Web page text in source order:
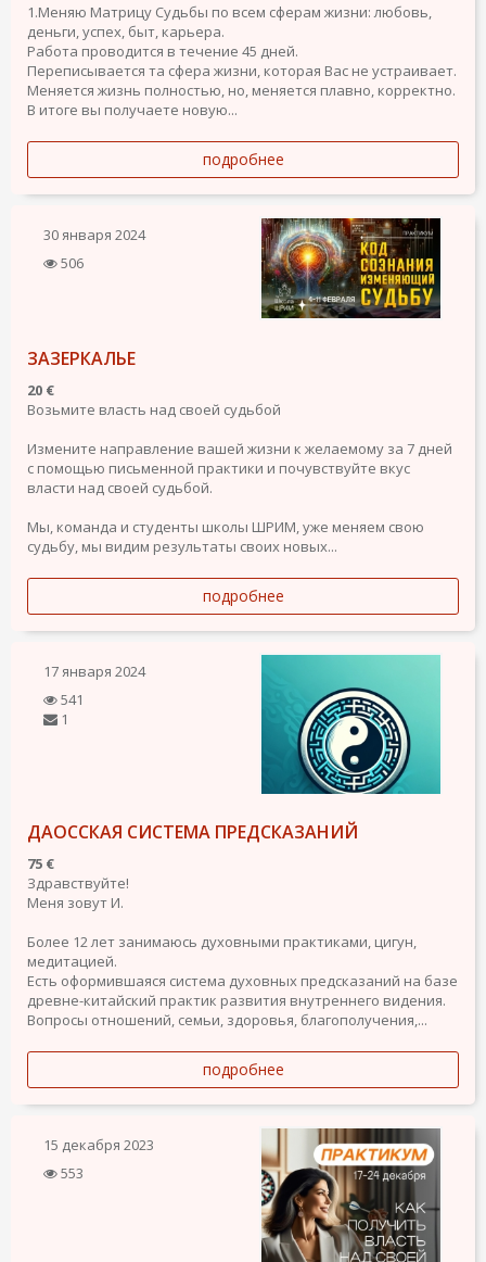
1.Меняю Матрицу Судьбы по всем сферам жизни: любовь,
деньги, успех, быт, карьера.
Работа проводится в течение 45 дней.
Переписывается та сфера жизни, которая Вас не устраивает.
Меняется жизнь полностью, но, меняется плавно, корректно.
В итоге вы получаете новую...
подробнее
30 января 2024
506
ЗАЗЕРКАЛЬЕ
20 €
Возьмите власть над своей судьбой
Измените направление вашей жизни к желаемому за 7 дней
с помощью письменной практики и почувствуйте вкус
власти над своей судьбой.
Мы, команда и студенты школы ШРИМ, уже меняем свою
судьбу, мы видим результаты своих новых...
подробнее
17 января 2024
541
1
ДАОССКАЯ СИСТЕМА ПРЕДСКАЗАНИЙ
75 €
Здравствуйте!
Меня зовут И.
Более 12 лет занимаюсь духовными практиками, цигун,
медитацией.
Есть оформившаяся система духовных предсказаний на базе
древне-китайский практик развития внутреннего видения.
Вопросы отношений, семьи, здоровья, благополучения,...
подробнее
15 декабря 2023
553